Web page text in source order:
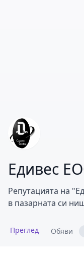
Едивес
Репутацията на
в пазарната си
доволни клиенти
Преглед Обяви